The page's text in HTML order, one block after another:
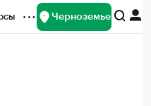
Черноземье